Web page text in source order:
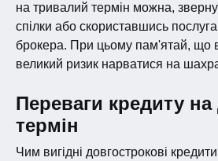
на тривалий термін можна,
спілки або скориставшись
брокера. При цьому пам'ятай, що в
великий ризик нарватися на
Переваги кредиту на
термін
Чим вигідні довгострокові